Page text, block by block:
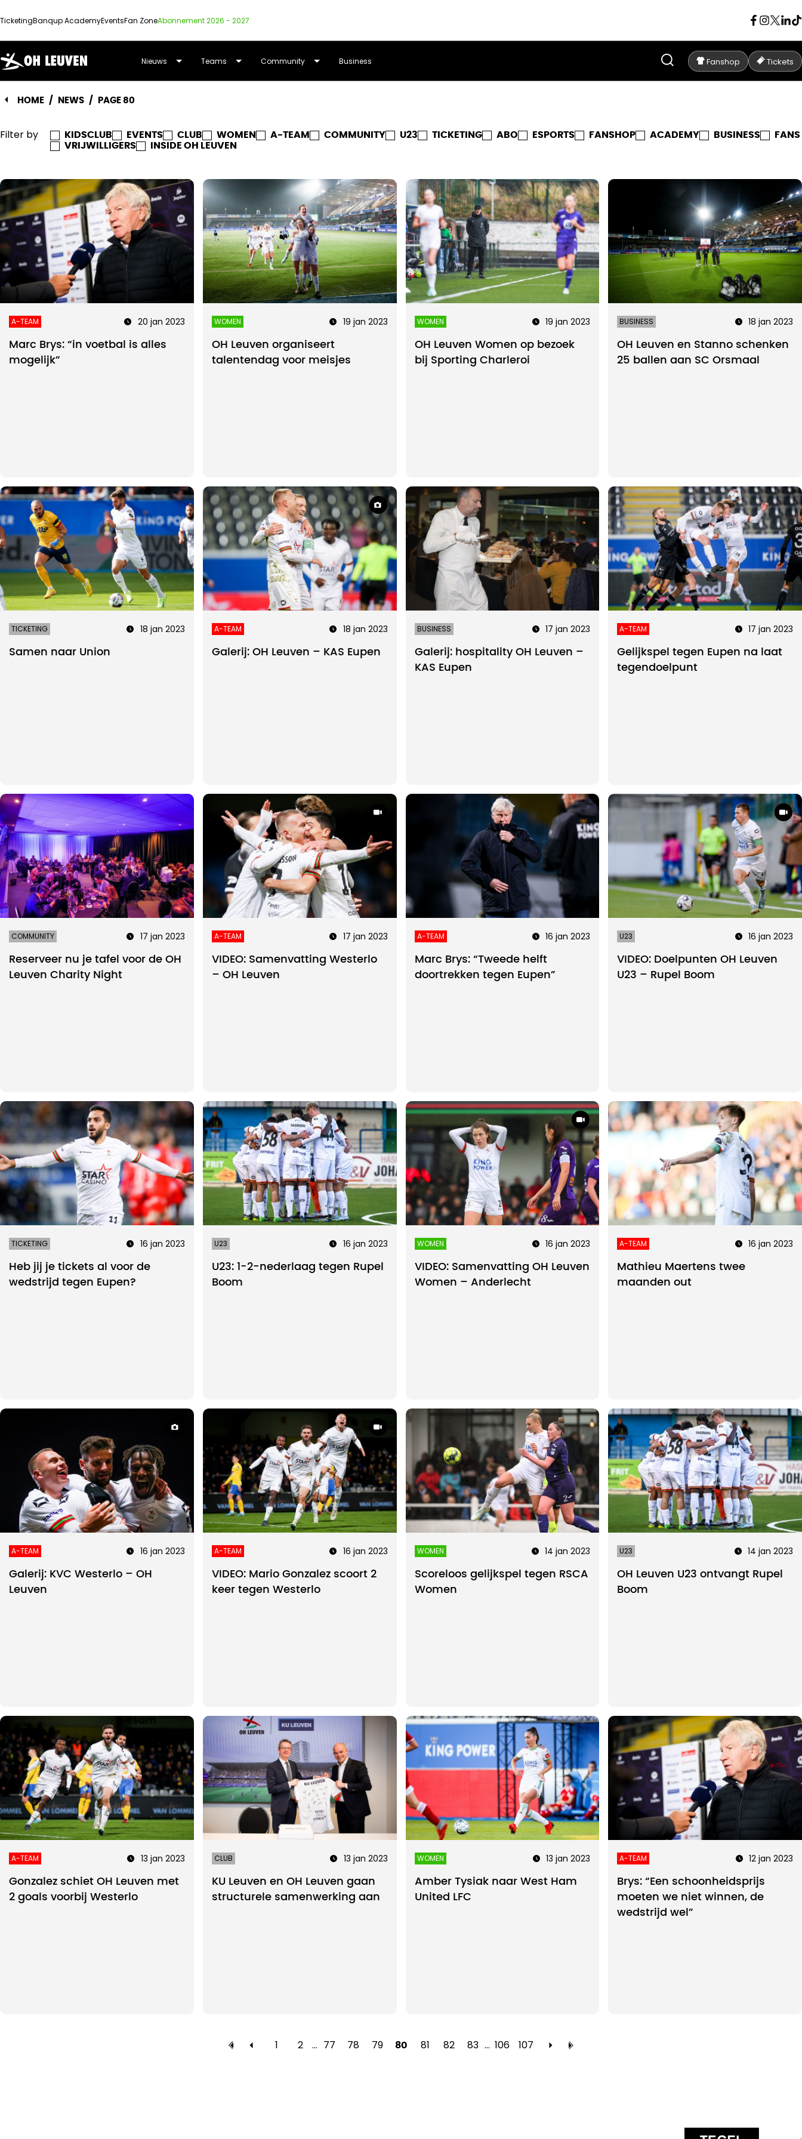
TicketingBanqup AcademyEventsFan ZoneAbonnement 2026 - 2027
OUD-
HEVERLEE
LEUVEN
Nieuws Teams Community Business Fanshop Tickets
HOME / NEWS / PAGE 80
Filter by KIDSCLUB EVENTS CLUB WOMEN A-TEAM COMMUNITY U23 TICKETING ABO ESPORTS FANSHOP ACADEMY BUSINESS
FANS
VRIJWILLIGERS
INSIDE OH LEUVEN
A-TEAM 20 jan 2023
Marc Brys: “in voetbal is alles
mogelijk”
WOMEN 19 jan 2023
OH Leuven organiseert
talentendag voor meisjes
WOMEN 19 jan 2023
OH Leuven Women op bezoek
bij Sporting Charleroi
BUSINESS 18 jan 2023
OH Leuven en Stanno schenken
25 ballen aan SC Orsmaal
TICKETING 18 jan 2023
Samen naar Union
A-TEAM 18 jan 2023
Galerij: OH Leuven – KAS Eupen
BUSINESS 17 jan 2023
Galerij: hospitality OH Leuven –
KAS Eupen
A-TEAM 17 jan 2023
Gelijkspel tegen Eupen na laat
tegendoelpunt
COMMUNITY 17 jan 2023
Reserveer nu je tafel voor de OH
Leuven Charity Night
A-TEAM 17 jan 2023
VIDEO: Samenvatting Westerlo
– OH Leuven
A-TEAM 16 jan 2023
Marc Brys: “Tweede helft
doortrekken tegen Eupen”
U23 16 jan 2023
VIDEO: Doelpunten OH Leuven
U23 – Rupel Boom
TICKETING 16 jan 2023
Heb jij je tickets al voor de
wedstrijd tegen Eupen?
U23 16 jan 2023
U23: 1-2-nederlaag tegen Rupel
Boom
WOMEN 16 jan 2023
VIDEO: Samenvatting OH Leuven
Women – Anderlecht
A-TEAM 16 jan 2023
Mathieu Maertens twee
maanden out
A-TEAM 16 jan 2023
Galerij: KVC Westerlo – OH
Leuven
A-TEAM 16 jan 2023
VIDEO: Mario Gonzalez scoort 2
keer tegen Westerlo
WOMEN 14 jan 2023
Scoreloos gelijkspel tegen RSCA
Women
U23 14 jan 2023
OH Leuven U23 ontvangt Rupel
Boom
A-TEAM 13 jan 2023
Gonzalez schiet OH Leuven met
2 goals voorbij Westerlo
CLUB 13 jan 2023
KU Leuven en OH Leuven gaan
structurele samenwerking aan
WOMEN 13 jan 2023
Amber Tysiak naar West Ham
United LFC
A-TEAM 12 jan 2023
Brys: “Een schoonheidsprijs
moeten we niet winnen, de
wedstrijd wel”
1 2 … 77 78 79 80 81 82 83 … 106 107